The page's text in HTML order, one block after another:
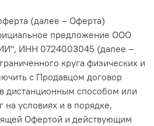
(далее – Оферта)
предложение ООО
ИНН 0724003045 (далее –
круга физических и
с Продавцом договор
дистанционным способом или
на условиях и в порядке,
Офертой и действующим